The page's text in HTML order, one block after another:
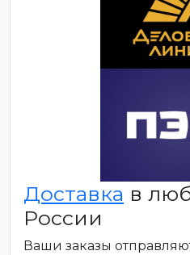
Доставка в
России
Ваши заказы